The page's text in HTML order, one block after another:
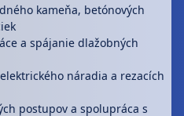
kameňa, betónových
a spájanie dlažobných
náradia a rezacích
postupov a spolupráca s